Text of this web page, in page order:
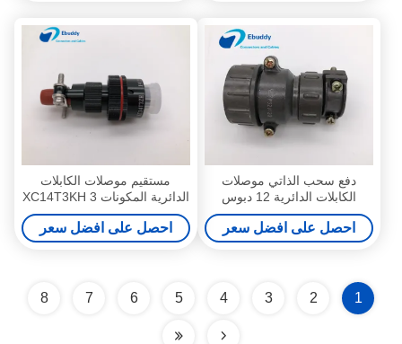
دفع سحب الذاتي موصلات
الكابلات الدائرية 12 دبوس
P32J12Q للفضاء
احصل على افضل سعر
مستقيم موصلات الكابلات
الدائرية المكونات 3 XC14T3KH
مع ضمان سنة واحدة
احصل على افضل سعر
1
2
3
4
5
6
7
8